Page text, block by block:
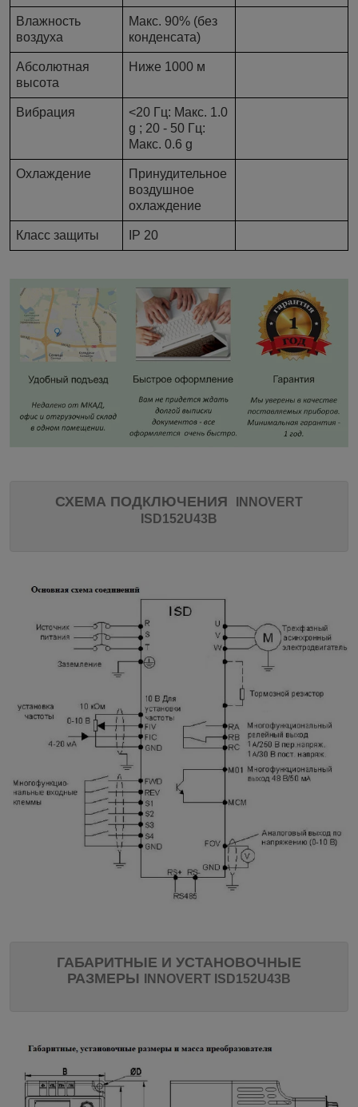
Влажность
воздуха
Макс. 90% (без
конденсата)
Абсолютная
высота
Ниже 1000 м
Вибрация
<20 Гц: Макс. 1.0
g ; 20 - 50 Гц:
Макс. 0.6 g
Охлаждение
Принудительное
воздушное
охлаждение
Класс защиты IP 20
СХЕМА ПОДКЛЮЧЕНИЯ
INNOVERT
ISD152U43B
ГАБАРИТНЫЕ И УСТАНОВОЧНЫЕ
РАЗМЕРЫ
INNOVERT ISD152U43B